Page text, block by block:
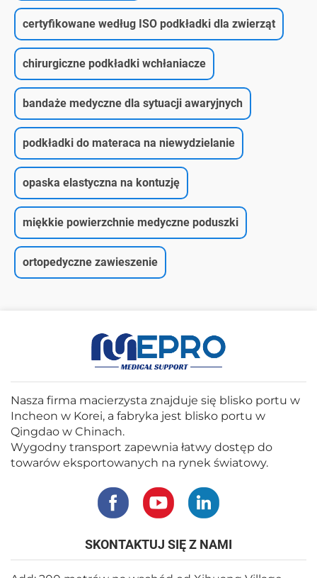
certyfikowane według ISO podkładki dla zwierząt
chirurgiczne podkładki wchłaniacze
bandaże medyczne dla sytuacji awaryjnych
podkładki do materaca na niewydzielanie
opaska elastyczna na kontuzję
miękkie powierzchnie medyczne poduszki
ortopedyczne zawieszenie
Nasza firma macierzysta znajduje się blisko portu w
Incheon w Korei, a fabryka jest blisko portu w
Qingdao w Chinach.
Wygodny transport zapewnia łatwy dostęp do
towarów eksportowanych na rynek światowy.
SKONTAKTUJ SIĘ Z NAMI